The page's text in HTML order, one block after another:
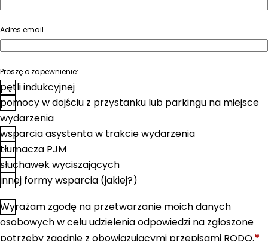
Adres email
Proszę o zapewnienie:
pętli indukcyjnej
pomocy w dojściu z przystanku lub parkingu na miejsce
wydarzenia
wsparcia asystenta w trakcie wydarzenia
tłumacza PJM
słuchawek wyciszających
innej formy wsparcia (jakiej?)
Zgoda*
Wyrażam zgodę na przetwarzanie moich danych
osobowych w celu udzielenia odpowiedzi na zgłoszone
potrzeby zgodnie z obowiązującymi przepisami RODO.*